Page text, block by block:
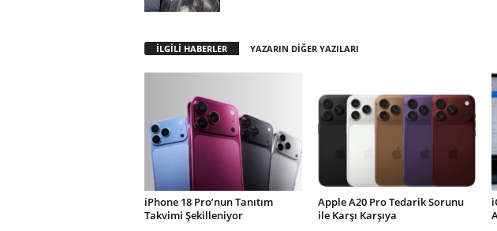
İLGİLİ HABERLER YAZARIN DİĞER YAZILARI
iPhone 18 Pro’nun Tanıtım
Takvimi Şekilleniyor
Apple A20 Pro Tedarik Sorunu
ile Karşı Karşıya